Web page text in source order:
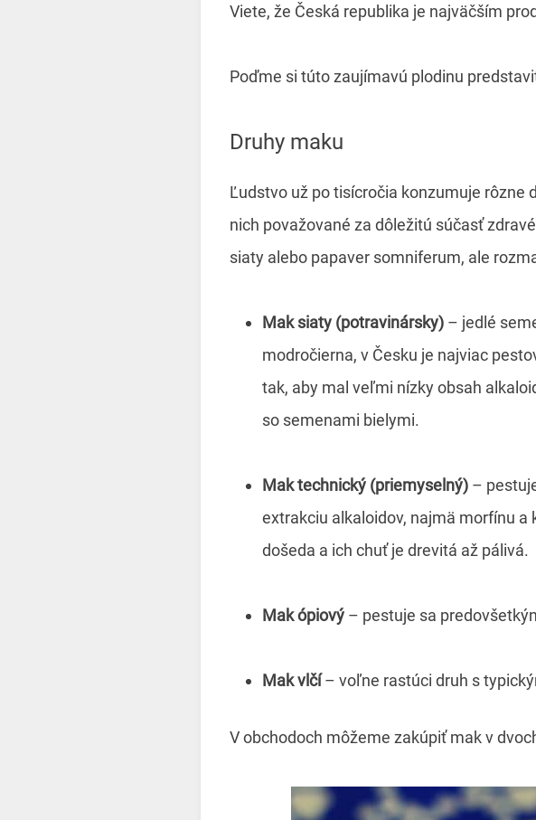
Viete, že Česká republika je najväčším
Poďme si túto zaujímavú plodinu
Druhy maku
Ľudstvo už po tisícročia konzumuje rôzne
nich považované za dôležitú súčasť
siaty alebo papaver somniferum, ale
Mak siaty (potravinársky) – jedlé
modročierna, v Česku je najviac
tak, aby mal veľmi nízky obsah
so semenami bielymi.
Mak technický (priemyselný) –
extrakciu alkaloidov, najmä morfínu
došeda a ich chuť je drevitá až pálivá.
Mak ópiový – pestuje sa
Mak vlčí– voľne rastúci druh s
V obchodoch môžeme zakúpiť mak v